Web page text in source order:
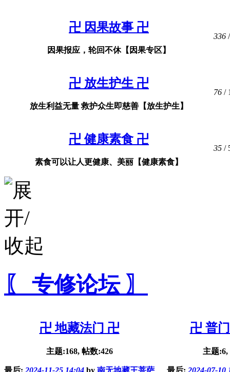
卍 因果故事 卍
因果报应，轮回不休【因果专区】
336
卍 放生护生 卍
放生利益无量 救护众生即慈善【放生护生】
76 /
卍 健康素食 卍
素食可以让人更健康、美丽【健康素食】
35 /
〖 专修论坛 〗
卍 地藏法门 卍
主题:168, 帖数:426
卍 普
主题:6,